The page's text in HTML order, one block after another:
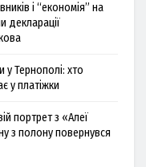
і “економія” на
декларації
у Тернополі: хто
у платіжки
портрет з «Алеї
з полону повернувся